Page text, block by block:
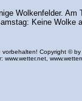
Wolkenfelder.
Keine Wolke
vorbehalten! Copyright © by
www.wetter.net,